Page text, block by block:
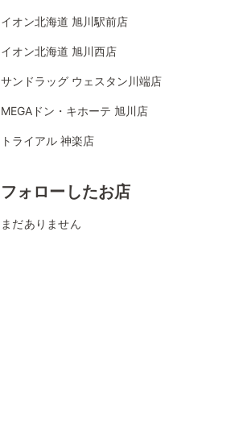
イオン北海道 旭川駅前店
イオン北海道 旭川西店
サンドラッグ ウェスタン川端店
MEGAドン・キホーテ 旭川店
トライアル 神楽店
フォローしたお店
まだありません